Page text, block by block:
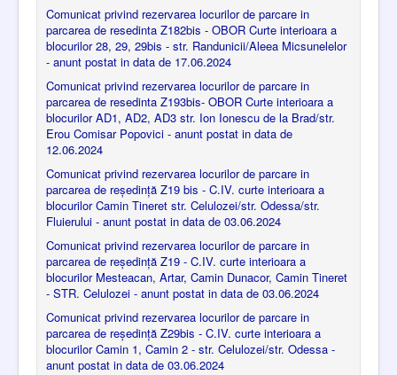
Comunicat privind rezervarea locurilor de parcare in
parcarea de resedinta Z182bis - OBOR Curte interioara a
blocurilor 28, 29, 29bis - str. Randunicii/Aleea Micsunelelor
- anunt postat in data de 17.06.2024
Comunicat privind rezervarea locurilor de parcare in
parcarea de resedinta Z193bis- OBOR Curte interioara a
blocurilor AD1, AD2, AD3 str. Ion Ionescu de la Brad/str.
Erou Comisar Popovici - anunt postat in data de
12.06.2024
Comunicat privind rezervarea locurilor de parcare in
parcarea de reședință Z19 bis - C.IV. curte interioara a
blocurilor Camin Tineret str. Celulozei/str. Odessa/str.
Fluierului - anunt postat in data de 03.06.2024
Comunicat privind rezervarea locurilor de parcare in
parcarea de reședință Z19 - C.IV. curte interioara a
blocurilor Mesteacan, Artar, Camin Dunacor, Camin Tineret
- STR. Celulozei - anunt postat in data de 03.06.2024
Comunicat privind rezervarea locurilor de parcare in
parcarea de reședință Z29bis - C.IV. curte interioara a
blocurilor Camin 1, Camin 2 - str. Celulozei/str. Odessa -
anunt postat in data de 03.06.2024